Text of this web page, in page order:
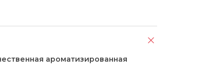
ароматизированная